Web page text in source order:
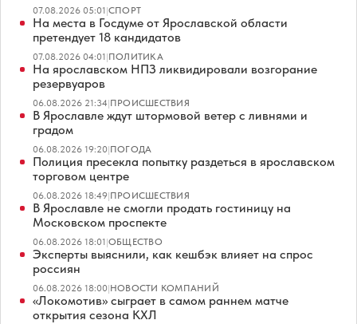
07.08.2026 05:01|СПОРТ
На места в Госдуме от Ярославской области
претендует 18 кандидатов
07.08.2026 04:01|ПОЛИТИКА
На ярославском НПЗ ликвидировали возгорание
резервуаров
06.08.2026 21:34|ПРОИСШЕСТВИЯ
В Ярославле ждут штормовой ветер с ливнями и
градом
06.08.2026 19:20|ПОГОДА
Полиция пресекла попытку раздеться в ярославском
торговом центре
06.08.2026 18:49|ПРОИСШЕСТВИЯ
В Ярославле не смогли продать гостиницу на
Московском проспекте
06.08.2026 18:01|ОБЩЕСТВО
Эксперты выяснили, как кешбэк влияет на спрос
россиян
06.08.2026 18:00|НОВОСТИ КОМПАНИЙ
«Локомотив» сыграет в самом раннем матче
открытия сезона КХЛ